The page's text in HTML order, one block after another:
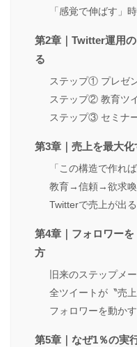
「感覚で伸ばす」
第2章｜Twitter運用
る
ステップ① プレゼ
ステップ② 教育ツ
ステップ③ セミナ
第3章｜売上を最大
「この構造で作れ
教育→信頼→欲求喚
Twitterで売上が出
第4章｜フォロワー
方
旧来のステップメ
全ツイートが〝売
フォロワーを動か
第5章｜なぜ1％の実